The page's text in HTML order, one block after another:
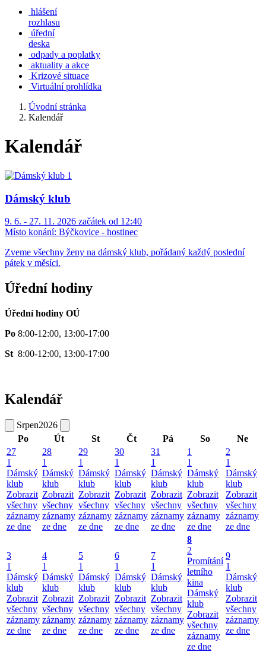
hlášení
rozhlasu
úřední
deska
odpady a poplatky
aktuality a akce
Krizové situace
Virtuální prohlídka
Úvodní stránka
Kalendář
Kalendář
Dámský klub
9. 6. - 27. 11. 2026 začátek od 12:40
Místo konání: Býčkovice - hostinec
Zveme všechny ženy na dámský klub, pořádaný každý poslední
pátek v měsíci.
Úřední hodiny
Úřední hodiny OÚ
Po 8:00-12:00, 13:00-17:00
St 8:00-12:00, 13:00-17:00
Kalendář
Srpen2026
Po
Út St Čt Pá So
Ne
27
1
Dámský
klub
Zobrazit
všechny
záznamy
ze dne
28
1
Dámský
klub
Zobrazit
všechny
záznamy
ze dne
29
1
Dámský
klub
Zobrazit
všechny
záznamy
ze dne
30
1
Dámský
klub
Zobrazit
všechny
záznamy
ze dne
31
1
Dámský
klub
Zobrazit
všechny
záznamy
ze dne
1
1
Dámský
klub
Zobrazit
všechny
záznamy
ze dne
2
1
Dámský
klub
Zobrazit
všechny
záznamy
ze dne
3
1
Dámský
klub
Zobrazit
všechny
záznamy
ze dne
4
1
Dámský
klub
Zobrazit
všechny
záznamy
ze dne
5
1
Dámský
klub
Zobrazit
všechny
záznamy
ze dne
6
1
Dámský
klub
Zobrazit
všechny
záznamy
ze dne
7
1
Dámský
klub
Zobrazit
všechny
záznamy
ze dne
8
2
Promítání
letního
kina
Dámský
klub
Zobrazit
všechny
záznamy
ze dne
9
1
Dámský
klub
Zobrazit
všechny
záznamy
ze dne